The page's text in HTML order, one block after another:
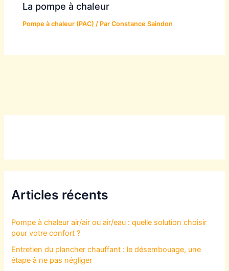
La pompe à chaleur
Pompe à chaleur (PAC) / ParConstance Saindon
Articles récents
Pompe à chaleur air/air ou air/eau : quelle solution choisir
pour votre confort ?
Entretien du plancher chauffant : le désembouage, une
étape à ne pas négliger